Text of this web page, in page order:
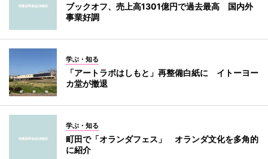
ブックオフ、売上高1301億円で過去最高 国内外
事業好調
学ぶ・知る
「アートラボはしもと」再整備白紙に イトーヨー
カ堂が撤退
学ぶ・知る
町田で「オランダフェス」 オランダ文化を多角的
に紹介